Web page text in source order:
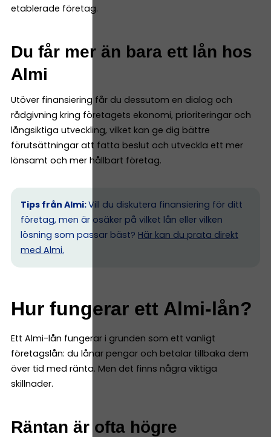
etablerade företag.
Du får mer än bara ett lån hos
Almi
Utöver finansiering får du dessutom en dialog och
rådgivning kring företagets ekonomi, prioriteringar och
långsiktiga utveckling, vilket kan ge dig bättre
förutsättningar att fatta beslut och utveckla ett mer
lönsamt och mer hållbart företag.
Tips från Almi:Vill du diskutera finansiering för ditt
företag, men är osäker på vilket lån eller vilken
lösning som passar bäst? Här kan du prata direkt
med Almi.
Hur fungerar ett Almi-lån?
Ett Almi-lån fungerar i grunden som ett vanligt
företagslån: du lånar pengar och betalar tillbaka dem
över tid med ränta. Men det finns några viktiga
skillnader.
Räntan är ofta högre